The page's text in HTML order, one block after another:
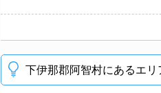
下伊那郡阿智村にあるエリ